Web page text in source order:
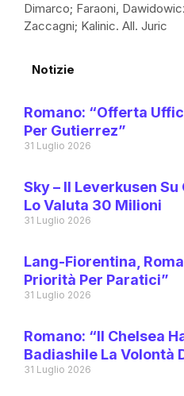
Dimarco; Faraoni,
Zaccagni; Kalinic. All. Juric
Notizie
Romano: “Offerta
Per Gutierrez”
31 Luglio 2026
Sky – Il Leverkusen
Lo Valuta 30 Milioni
31 Luglio 2026
Lang-Fiorentina,
Priorità Per Paratici”
31 Luglio 2026
Romano: “Il Chelsea
Badiashile La Volontà
31 Luglio 2026